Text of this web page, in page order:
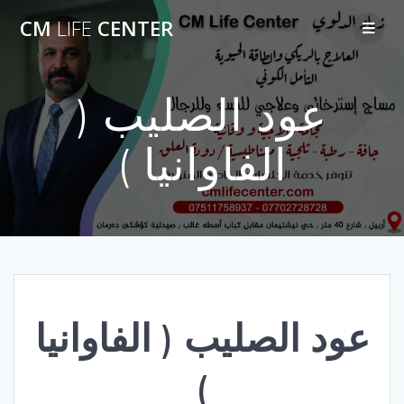
to
content
CMLIFE CENTER
عود الصليب (
الفاوانيا )
عود الصليب ( الفاوانيا
)